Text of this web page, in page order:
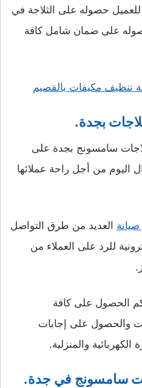
حصوله على الثلاجة في
حصوله على ضمان شامل كافة
تنظيف مكيفات بالقصيم
بجدة.
سامسونج بجدة على
اليوم من أجل راحة عملائها
صيانة العديد من طرق التواصل
للرد على العملاء من
الحصول على كافة
والحصول على إجابات
الكهربائية والمنزلية.
سامسونج في جدة.